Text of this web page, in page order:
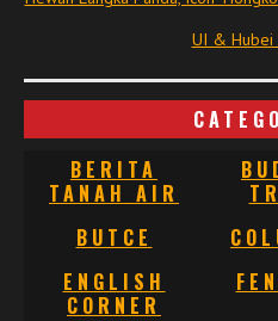
UI & Hubei
BERITA
TANAH AIR
BUTCE
ENGLISH
CORNER